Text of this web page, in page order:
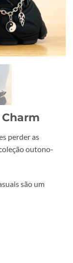
perder as
outono-
são um